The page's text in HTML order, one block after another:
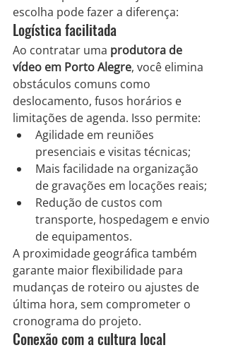
escolha pode fazer a diferença:
Logística facilitada
Ao contratar uma produtora de
vídeo em Porto Alegre, você elimina
obstáculos comuns como
deslocamento, fusos horários e
limitações de agenda. Isso permite:
Agilidade em reuniões
presenciais e visitas técnicas;
Mais facilidade na organização
de gravações em locações reais;
Redução de custos com
transporte, hospedagem e envio
de equipamentos.
A proximidade geográfica também
garante maior flexibilidade para
mudanças de roteiro ou ajustes de
última hora, sem comprometer o
cronograma do projeto.
Conexão com a cultura local